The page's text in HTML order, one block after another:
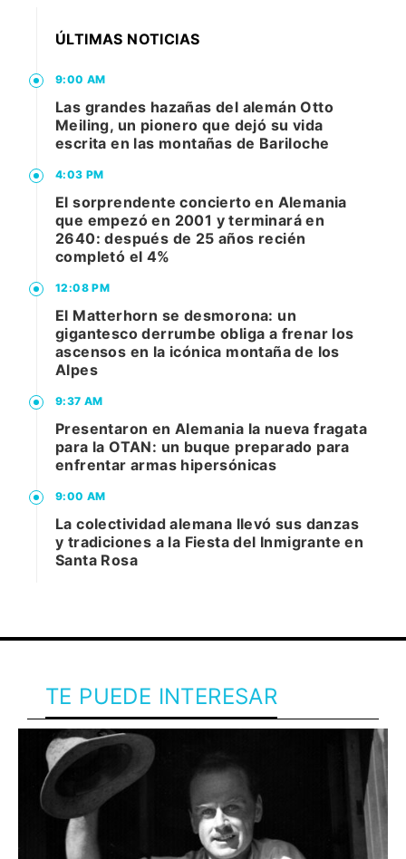
ÚLTIMAS NOTICIAS
9:00 AM
Las grandes hazañas del alemán Otto
Meiling, un pionero que dejó su vida
escrita en las montañas de Bariloche
4:03 PM
El sorprendente concierto en Alemania
que empezó en 2001 y terminará en
2640: después de 25 años recién
completó el 4%
12:08 PM
El Matterhorn se desmorona: un
gigantesco derrumbe obliga a frenar los
ascensos en la icónica montaña de los
Alpes
9:37 AM
Presentaron en Alemania la nueva fragata
para la OTAN: un buque preparado para
enfrentar armas hipersónicas
9:00 AM
La colectividad alemana llevó sus danzas
y tradiciones a la Fiesta del Inmigrante en
Santa Rosa
TE PUEDE INTERESAR